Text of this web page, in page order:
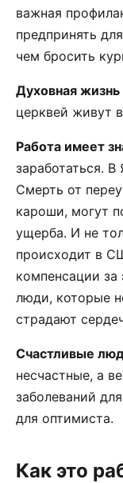
важная
предпринять
чем бросить
Духовная
церквей живут
Работа имеет
заработаться.
Смерть от
кароши, могут
ущерба. И не
происходит в
компенсации за
люди, которые
страдают
Счастливые
несчастные, а
заболеваний
для оптимиста.
Как это